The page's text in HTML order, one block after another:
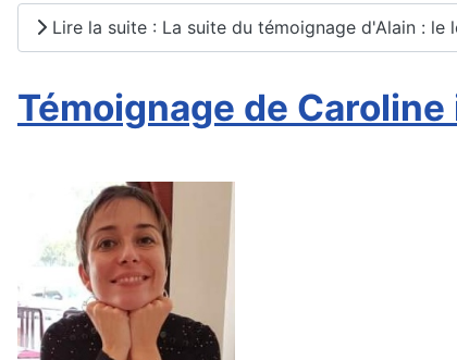
Lire la suite : La suite du témoignage d'Alain : le
Témoignage de